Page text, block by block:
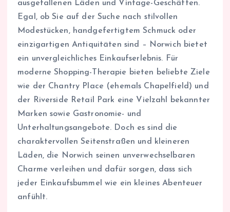
ausgefallenen Läden und Vintage-Geschäften.
Egal, ob Sie auf der Suche nach stilvollen
Modestücken, handgefertigtem Schmuck oder
einzigartigen Antiquitäten sind – Norwich bietet
ein unvergleichliches Einkaufserlebnis. Für
moderne Shopping-Therapie bieten beliebte Ziele
wie der Chantry Place (ehemals Chapelfield) und
der Riverside Retail Park eine Vielzahl bekannter
Marken sowie Gastronomie- und
Unterhaltungsangebote. Doch es sind die
charaktervollen Seitenstraßen und kleineren
Läden, die Norwich seinen unverwechselbaren
Charme verleihen und dafür sorgen, dass sich
jeder Einkaufsbummel wie ein kleines Abenteuer
anfühlt.